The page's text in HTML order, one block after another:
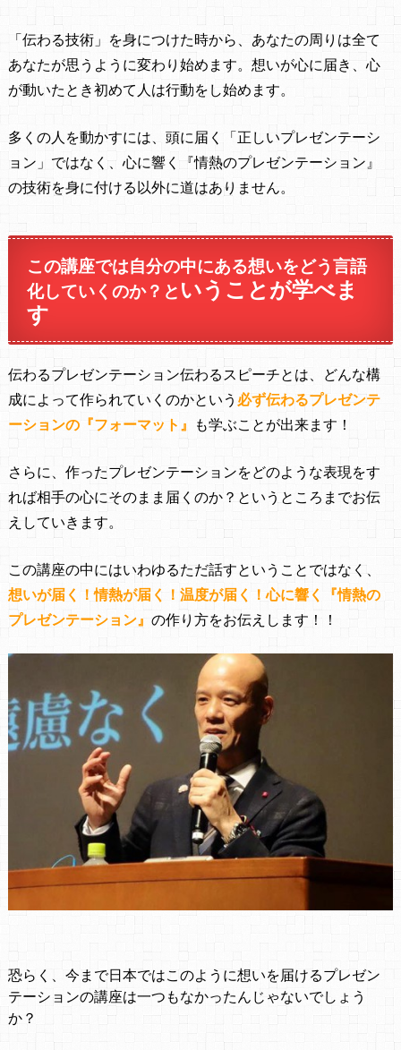
「伝わる技術」を身につけた時から、 あなたの周りは全て
あなたが思うように変わり始めます。 想いが心に届き、心
が動いたとき初めて人は行動をし始めます。
多くの人を動かすには、 頭に届く「正しいプレゼンテーシ
ョン」ではなく、 心に響く『情熱のプレゼンテーション』
の技術を身に付ける以外に道はありません。
この講座では自分の中にある想いをどう言語
化していくのか？ と いうことが学べま
す
伝わるプレゼンテーション伝わるスピーチとは、どんな構
成によって作られていくのかという 必ず伝わるプレゼンテ
ーションの『フォーマット』
も学ぶことが出来ます！
さらに、作ったプレゼンテーションをどのような表現をす
れば相手の心にそのまま届くのか？というところまでお伝
えしていきます。
この講座の中にはいわゆるただ話すということではなく、
想いが届く！情熱が届く！温度が届く！心に響く 『情熱の
プレゼンテーション』 の作り方をお伝えします！！
恐らく、今まで日本ではこのように想いを届けるプレゼン
テーションの講座は一つもなかったんじゃないでしょう
か？